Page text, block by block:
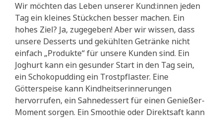
Wir möchten das Leben unserer Kund:innen jeden
Tag ein kleines Stückchen besser machen. Ein
hohes Ziel? Ja, zugegeben! Aber wir wissen, dass
unsere Desserts und gekühlten Getränke nicht
einfach „Produkte“ für unsere Kunden sind. Ein
Joghurt kann ein gesunder Start in den Tag sein,
ein Schokopudding ein Trostpflaster. Eine
Götterspeise kann Kindheitserinnerungen
hervorrufen, ein Sahnedessert für einen Genießer-
Moment sorgen. Ein Smoothie oder Direktsaft kann